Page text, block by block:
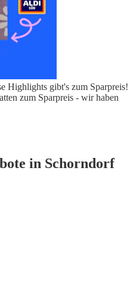
Highlights gibt's zum Sparpreis!
zum Sparpreis - wir haben
in Schorndorf